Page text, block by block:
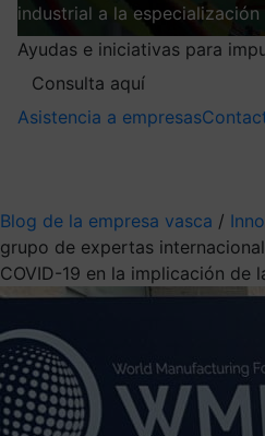
industrial a la
Ayudas e iniciativas para
Consulta aquí
Asistencia a empresas
Blog de la empresa vasca /
grupo de expertas
COVID-19 en la implicación de